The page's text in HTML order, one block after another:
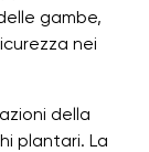
gambe,
nei
della
plantari. La